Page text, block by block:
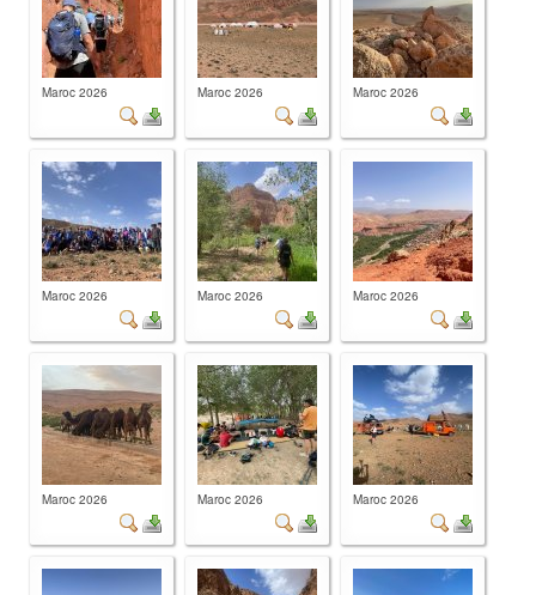
Maroc 2026 Maroc 2026 Maroc 2026
Maroc 2026 Maroc 2026 Maroc 2026
Maroc 2026 Maroc 2026 Maroc 2026